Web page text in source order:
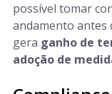
possível tomar
andamento antes
gera ganho de
adoção de